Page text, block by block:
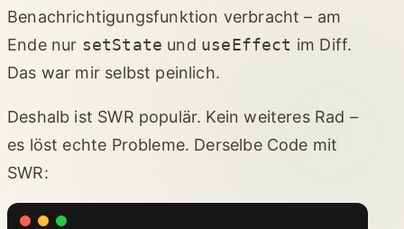
Benachrichtigungsfunktion verbracht – am
Ende nur setState und useEffect im Diff.
Das war mir selbst peinlich.
Deshalb ist SWR populär. Kein weiteres Rad –
es löst echte Probleme. Derselbe Code mit
SWR: